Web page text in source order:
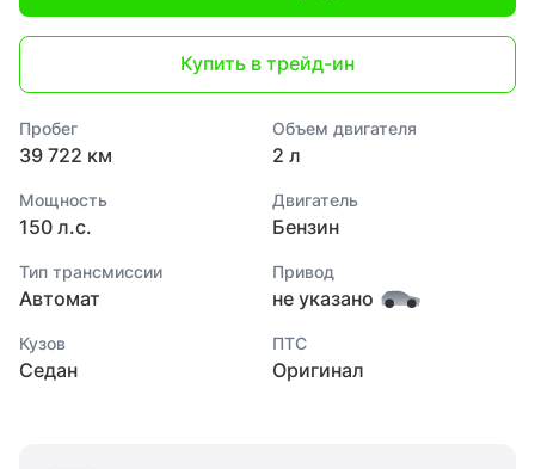
Купить в трейд-ин
Пробег
39 722 км
Объем двигателя
2 л
Мощность
150 л.с.
Двигатель
Бензин
Тип трансмиссии
Автомат
Привод
не указано
Кузов
Седан
ПТС
Оригинал